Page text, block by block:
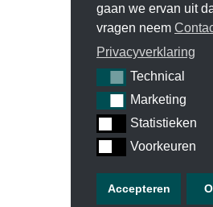
gaan we ervan uit
vragen neem
Privacyverklaring
TechnicalTechnical
MarketingMarketing
Statistieken
Statistieken
Voorkeuren
Voorkeuren
Accepteren